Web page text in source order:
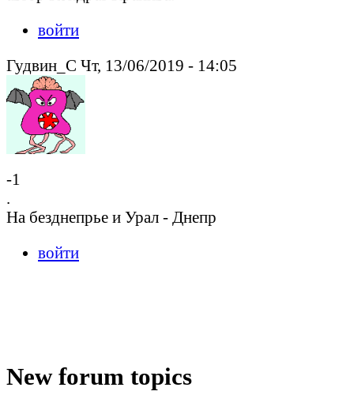
войти
Гудвин_С Чт, 13/06/2019 - 14:05
-1
.
На безднепрье и Урал - Днепр
войти
New forum topics